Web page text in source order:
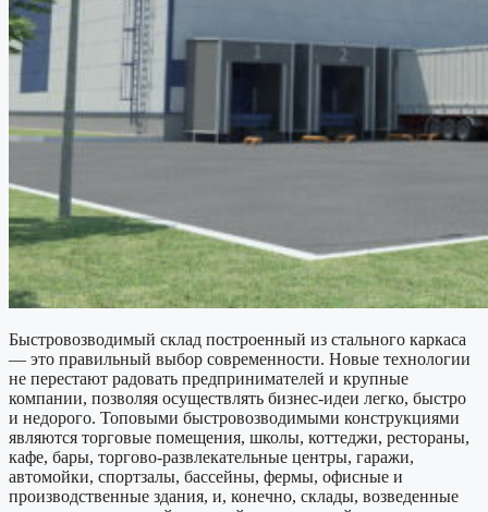
Быстровозводимый склад построенный из стального каркаса
— это правильный выбор современности. Новые технологии
не перестают радовать предпринимателей и крупные
компании, позволяя осуществлять бизнес-идеи легко, быстро
и недорого. Топовыми быстровозводимыми конструкциями
являются торговые помещения, школы, коттеджи, рестораны,
кафе, бары, торгово-развлекательные центры, гаражи,
автомойки, спортзалы, бассейны, фермы, офисные и
производственные здания, и, конечно, склады, возведенные